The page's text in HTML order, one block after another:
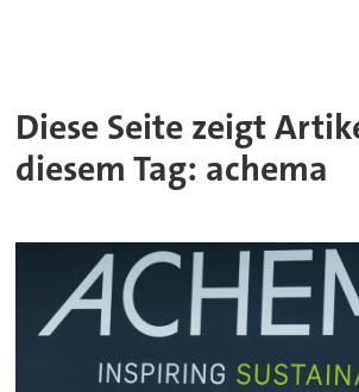
Diese Seite zeigt
diesem Tag: achema